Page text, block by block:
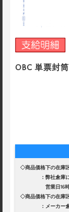
OBC 単票封
◇商品価格下の在庫
：弊社倉庫に在
営業日16時まで
◇商品価格下の在庫
：メーカー倉庫